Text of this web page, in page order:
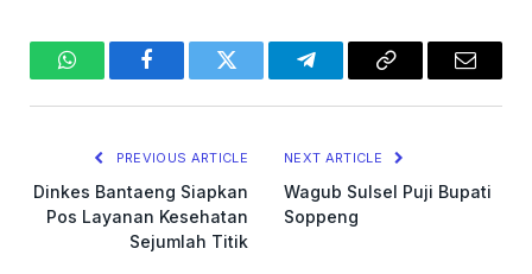
WhatsAppFacebookTwitter TelegramCopy
Email
PREVIOUS ARTICLE
Dinkes Bantaeng Siapkan
Pos Layanan Kesehatan
Sejumlah Titik
NEXT ARTICLE
Wagub Sulsel Puji Bupati
Soppeng